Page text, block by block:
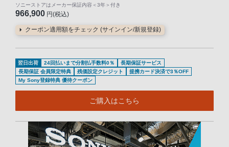
ソニーストアはメーカー保証内容 ＜3年＞ 付き
966,900 円(税込)
クーポン適用額をチェック (サインイン/新規登録)
翌日出荷 24回払いまで分割払手数料0％
長期保証サービス
長期保証 会員限定特典
残価設定クレジット
提携カード決済で3％OFF
My Sony登録特典 優待クーポン
ご購入はこちら